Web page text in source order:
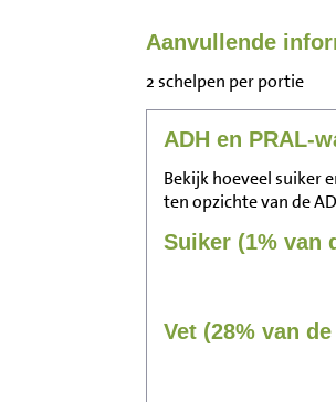
Aanvullende
2 schelpen per portie
ADH en PRAL-
Bekijk hoeveel suiker
ten opzichte van de
Suiker (1% van
Vet (28% van de